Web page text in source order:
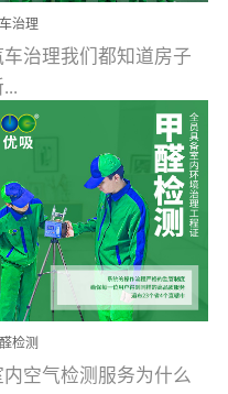
治理
车治理我们都知道房子
修完会有甲醛，其实汽
的甲醛超标问题更为严
。汽车的空间范围小，
件、皮具、装饰多，这
都是汽...
检测
内空气检测服务为什么